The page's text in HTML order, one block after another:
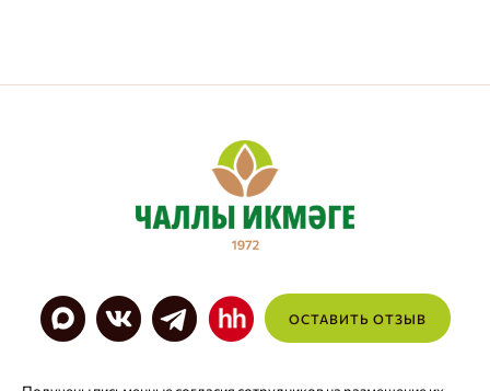
ОСТАВИТЬ ОТЗЫВ